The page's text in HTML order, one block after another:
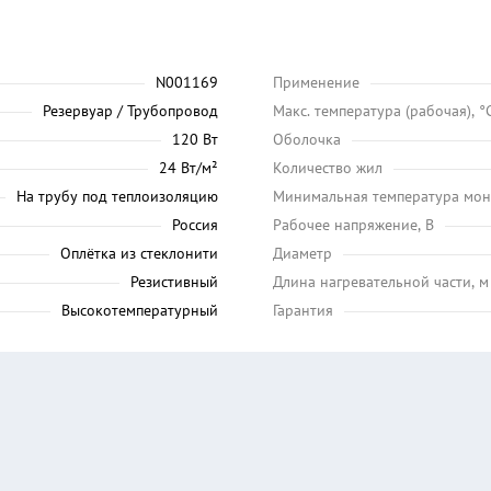
N001169
Резервуар / Трубопровод
120 Вт
24 Вт/м²
На трубу под теплоизоляцию
Россия
Оплётка из стеклонити
Резистивный
Высокотемпературный
Применение
Maкс. температура (рабочая),
Оболочка
Количество жил
Минимальная температура
Рабочее напряжение, В
Диаметр
Длина нагревательной части, м
Гарантия